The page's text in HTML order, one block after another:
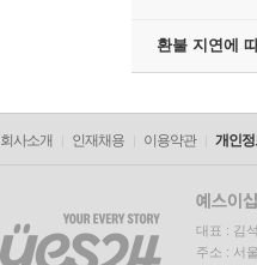
환불 지연에
회사소개 인재채용 이용약관 개인
대표 : 김
주소 : 서